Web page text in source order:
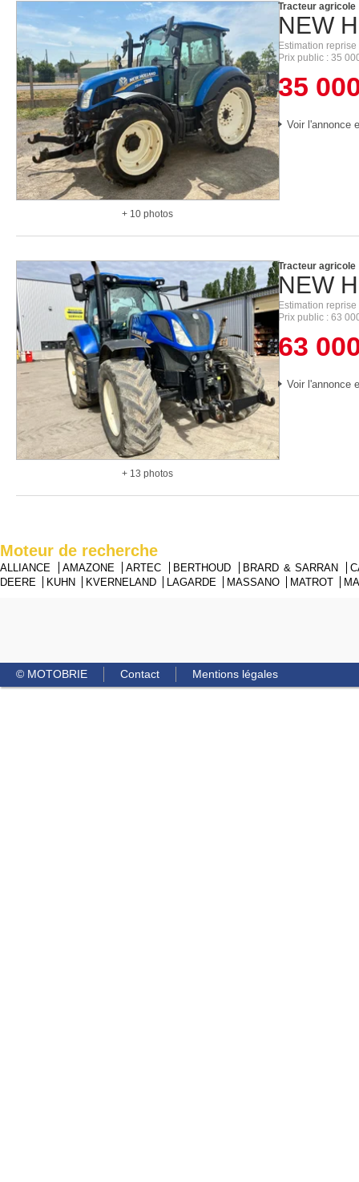
+ 10 photos
NEW
Tracteur agricole
Estimation reprise
Prix public
35
35
Voir l'annonce
+ 13 photos
NEW
Tracteur agricole
Estimation reprise
Prix public
63
63
Voir l'annonce
Moteur de recherche
ALLIANCE AMAZONE ARTEC BERTHOUD BRARD & SARRAN
DEERE
KUHN KVERNELAND LAGARDE MASSANO MATROT
© MOTOBRIE Contact Mentions légales